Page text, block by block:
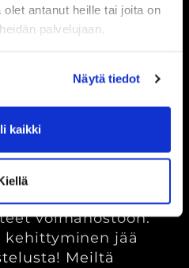
antanut heille tai joita on
palvelujaan.
Näytä tiedot
kaikki
vallitseva
isossa roolissa
löytyy
voimanostoon.
kehittyminen jää
Meiltä